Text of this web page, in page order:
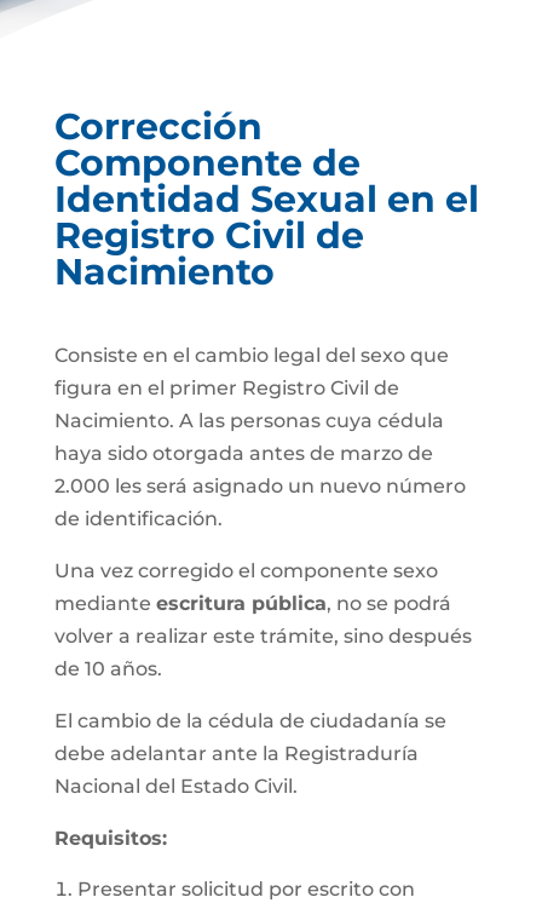
Corrección
Componente de
Identidad Sexual en el
Registro Civil de
Nacimiento
Consiste en el cambio legal del sexo que
figura en el primer Registro Civil de
Nacimiento. A las personas cuya cédula
haya sido otorgada antes de marzo de
2.000 les será asignado un nuevo número
de identificación.
Una vez corregido el componente sexo
mediante escritura pública, no se podrá
volver a realizar este trámite, sino después
de 10 años.
El cambio de la cédula de ciudadanía se
debe adelantar ante la Registraduría
Nacional del Estado Civil.
Requisitos:
Presentar solicitud por escrito con